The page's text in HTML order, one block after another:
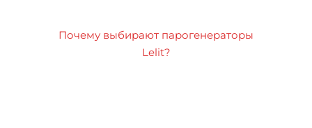
Почему выбирают парогенераторы
Lelit?